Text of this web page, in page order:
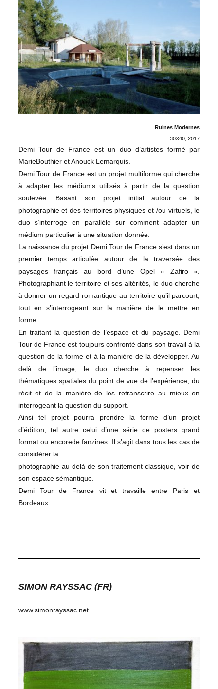
Ruines Modernes
30X40, 2017
Demi Tour de France est un duo d’artistes formé par
MarieBouthier et Anouck Lemarquis.
Demi Tour de France est un projet multiforme qui cherche
à adapter les médiums utilisés à partir de la question
soulevée. Basant son projet initial autour de la
photographie et des territoires physiques et /ou virtuels, le
duo s’interroge en parallèle sur comment adapter un
médium particulier à une situation donnée.
La naissance du projet Demi Tour de France s’est dans un
premier temps articulée autour de la traversée des
paysages français au bord d’une Opel « Zafiro ».
Photographiant le territoire et ses altérités, le duo cherche
à donner un regard romantique au territoire qu’il parcourt,
tout en s’interrogeant sur la manière de le mettre en
forme.
En traitant la question de l’espace et du paysage, Demi
Tour de France est toujours confronté dans son travail à la
question de la forme et à la manière de la développer. Au
delà de l’image, le duo cherche à repenser les
thématiques spatiales du point de vue de l’expérience, du
récit et de la manière de les retranscrire au mieux en
interrogeant la question du support.
Ainsi tel projet pourra prendre la forme d’un projet
d’édition, tel autre celui d’une série de posters grand
format ou encorede fanzines. Il s’agit dans tous les cas de
considérer la
photographie au delà de son traitement classique, voir de
son espace sémantique.
Demi Tour de France vit et travaille entre Paris et
Bordeaux.
SIMON RAYSSAC (FR)
www.simonrayssac.net